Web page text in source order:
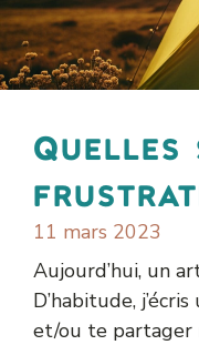
Quelles
11 mars 2023
Aujourd’hui, un
D’habitude,
et/ou te partager